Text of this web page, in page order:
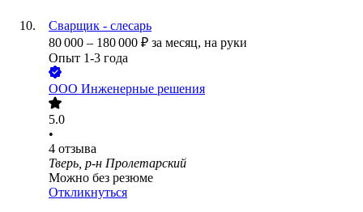
Сварщик - слесарь
80 000 – 180 000 ₽ за месяц, на руки
Опыт 1-3 года
ООО Инженерные решения
5.0
•
4 отзыва
Тверь, р-н Пролетарский
Можно без резюме
Откликнуться